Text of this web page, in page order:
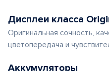
Дисплеи класса
Оригинальная сочность,
цветопередача и
Аккумуляторы